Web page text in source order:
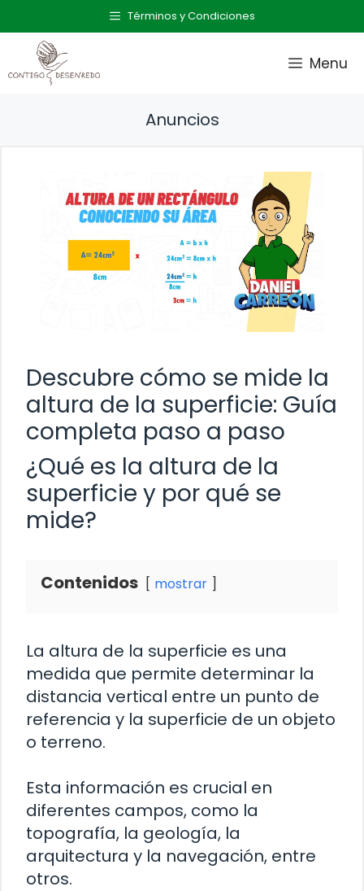
al
contenido
Términos y Condiciones
Menu
Anuncios
Descubre cómo se mide la
altura de la superficie: Guía
completa paso a paso
¿Qué es la altura de la
superficie y por qué se
mide?
Contenidos mostrar
La altura de la superficie es una
medida que permite determinar la
distancia vertical entre un punto de
referencia y la superficie de un objeto
o terreno.
Esta información es crucial en
diferentes campos, como la
topografía, la geología, la
arquitectura y la navegación, entre
otros.